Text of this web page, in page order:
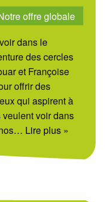
offre globale
dans le
des cercles
et Françoise
offrir des
qui aspirent à
veulent voir dans
… Lire plus »